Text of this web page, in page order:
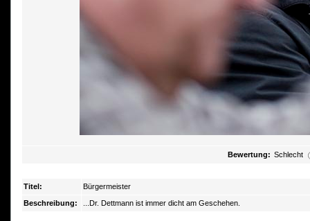
Bewertung: Schlecht
Titel:
Bürgermeister
Beschreibung:
...Dr. Dettmann ist immer dicht am Geschehen.